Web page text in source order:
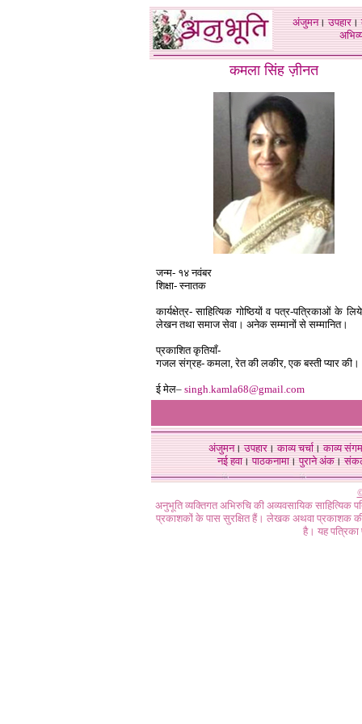
अंजुमन।उपहार।
कमला सिंह ज़ीनत
जन्म- १४ नवंबर
शिक्षा- स्नातक
कार्यक्षेत्र- साहित्यिक गोष्ठियों व पत्र-पत्रिकाओं के
लेखन तथा समाज सेवा। अनेक सम्मानों से सम्मानित।
प्रकाशित कृतियाँ-
गजल संग्रह- कमला, रेत की लकीर, एक बस्ती प्यार की।
ई मेल– singh.kamla68@gmail.com
अंजुमन।उपहार।काव्य चर्चा।काव्य संगम
नई हवा। पाठकनामा। पुराने अंक।
अनुभूति व्यक्तिगत अभिरुचि की अव्यवसायिक
प्रकाशकों के पास सुरक्षित हैं। लेखक अथवा प्रकाशक की
है। यह पत्रिका